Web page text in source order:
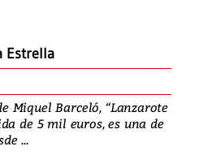
Estrella
Miquel Barceló, “Lanzarote
de 5 mil euros, es una de
...